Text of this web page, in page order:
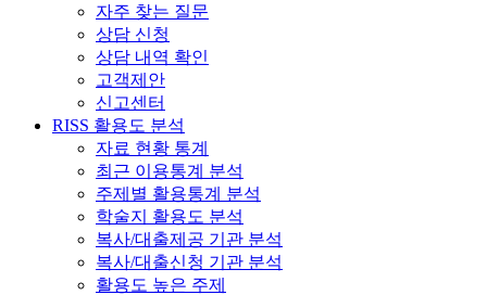
자주 찾는 질문
상담 신청
상담 내역 확인
고객제안
신고센터
RISS 활용도 분석
자료 현황 통계
최근 이용통계 분석
주제별 활용통계 분석
학술지 활용도 분석
복사/대출제공 기관 분석
복사/대출신청 기관 분석
활용도 높은 주제